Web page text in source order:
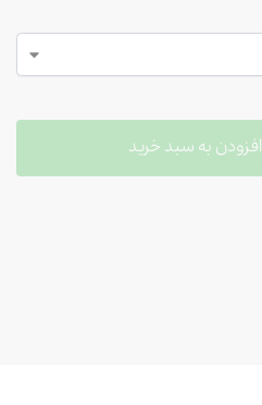
افزودن به سبد خرید